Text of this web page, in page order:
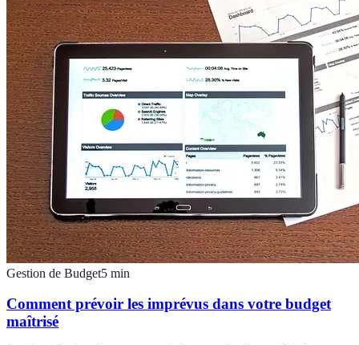
Gestion de Budget5 min
Comment prévoir les imprévus dans votre budget
maîtrisé